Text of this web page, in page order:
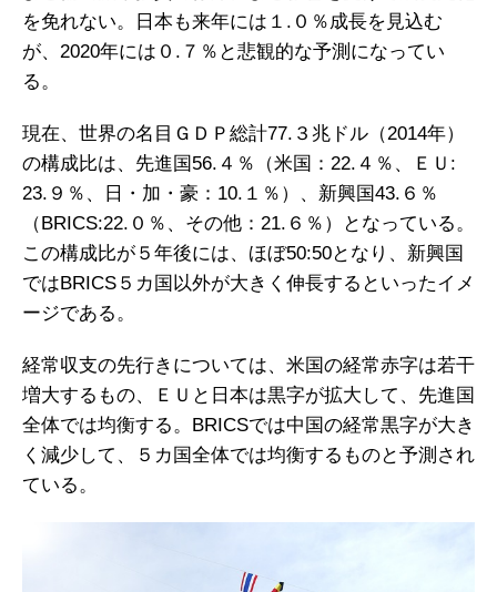
を免れない。日本も来年には１.０％成長を見込む
が、2020年には０.７％と悲観的な予測になってい
る。
現在、世界の名目ＧＤＰ総計77.３兆ドル（2014年）
の構成比は、先進国56.４％（米国：22.４％、ＥＵ:
23.９％、日・加・豪：10.１％）、新興国43.６％
（BRICS:22.０％、その他：21.６％）となっている。
この構成比が５年後には、ほぼ50:50となり、新興国
ではBRICS５カ国以外が大きく伸長するといったイメ
ージである。
経常収支の先行きについては、米国の経常赤字は若干
増大するもの、ＥＵと日本は黒字が拡大して、先進国
全体では均衡する。BRICSでは中国の経常黒字が大き
く減少して、５カ国全体では均衡するものと予測され
ている。